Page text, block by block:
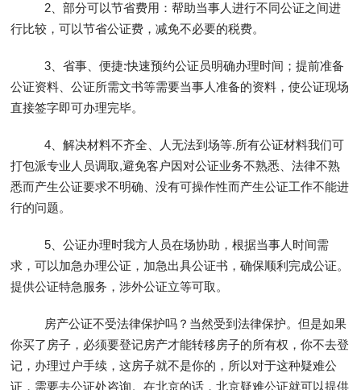
2、部分可以节省费用：帮助当事人进行不同公证之间进
行比较，可以节省公证费，减免不必要的税费。
3、省事、便捷:快速预约公证员明确办理时间；提前准备
公证资料、公证所需文书等需要当事人准备的资料，使公证现场
直接签字即可办理完毕。
4、解决材料不齐全、人无法到场等.所有公证材料我们可
打包派专业人员调取,避免客户因对公证业务不熟悉、法律不熟
悉而产生公证要求不明确、没有可操作性而产生公证工作不能进
行的问题。
5、公证办理时我方人员在场协助，根据当事人时间需
求，可以加急办理公证，加急出具公证书，确保顺利完成公证。
提供公证特急服务，涉外公证立等可取。
房产公证不受法律保护吗？当然受到法律保护。但是如果
你买了房子，必须要登记房产才能转移房子的所有权，你不去登
记，办理过户手续，这房子就不是你的，所以对于这种疑难公
证，需要去公证处咨询。在北京的话，北京疑难公证就可以提供